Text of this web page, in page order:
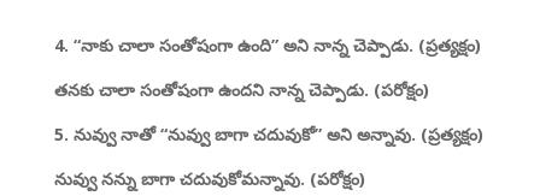
4. “నాకు చాలా సంతోషంగా ఉంది” అని నాన్న చెప్పాడు. (ప్రత్యక్షం)
తనకు చాలా సంతోషంగా ఉందని నాన్న చెప్పాడు. (పరోక్షం)
5. నువ్వు నాతో “నువ్వు బాగా చదువుకో” అని అన్నావు. (ప్రత్యక్షం)
నువ్వు నన్ను బాగా చదువుకోమన్నావు. (పరోక్షం)